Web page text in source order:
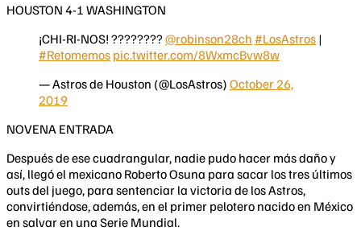
HOUSTON 4-1 WASHINGTON
¡CHI-RI-NOS! ????????@robinson28ch #LosAstros |
#Retomemos pic.twitter.com/8WxmcBvw8w
— Astros de Houston (@LosAstros) October 26,
2019
NOVENA ENTRADA
Después de ese cuadrangular, nadie pudo hacer más daño y
así, llegó el mexicano Roberto Osuna para sacar los tres últimos
outs del juego, para sentenciar la victoria de los Astros,
convirtiéndose, además, en el primer pelotero nacido en México
en salvar en una Serie Mundial.